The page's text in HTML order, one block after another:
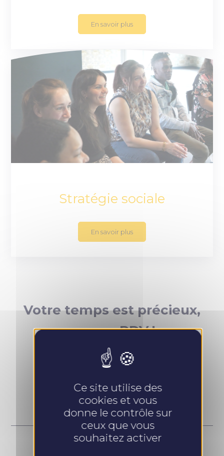
En savoir plus
Stratégie sociale
En savoir plus
Votre temps est précieux,
prenez RDV !
Ce site utilise des
cookies et vous
donne le contrôle sur
ceux que vous
souhaitez activer